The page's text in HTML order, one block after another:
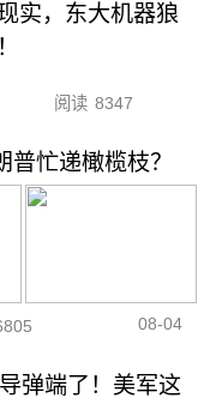
实，东大机器狼
阅读 8347
忙递橄榄枝？
08-04
弹端了！美军这